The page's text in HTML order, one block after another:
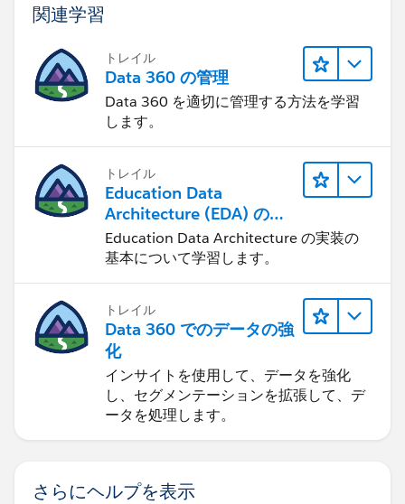
関連学習
トレイル
Data 360 の管理
Data 360 を適切に管理する方法を学習
します。
トレイル
Education Data
Architecture (EDA) の管
理
Education Data Architecture の実装の
基本について学習します。
トレイル
Data 360 でのデータの強
化
インサイトを使用して、データを強化
し、セグメンテーションを拡張して、デ
ータを処理します。
さらにヘルプを表示